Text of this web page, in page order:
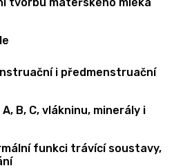
i předmenstruační
B, C, vlákninu, minerály i
funkci trávící soustavy,